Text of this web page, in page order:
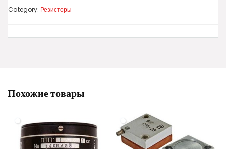
Category: Резисторы
Похожие товары